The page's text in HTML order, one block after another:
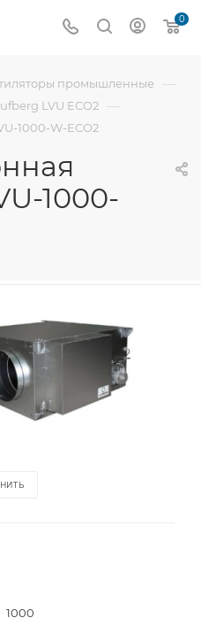
0
промышленные —
LVU ECO2 —
1000-W-ECO2
1000-
1000